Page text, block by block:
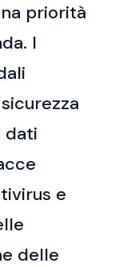
priorità
I
dati
e
delle